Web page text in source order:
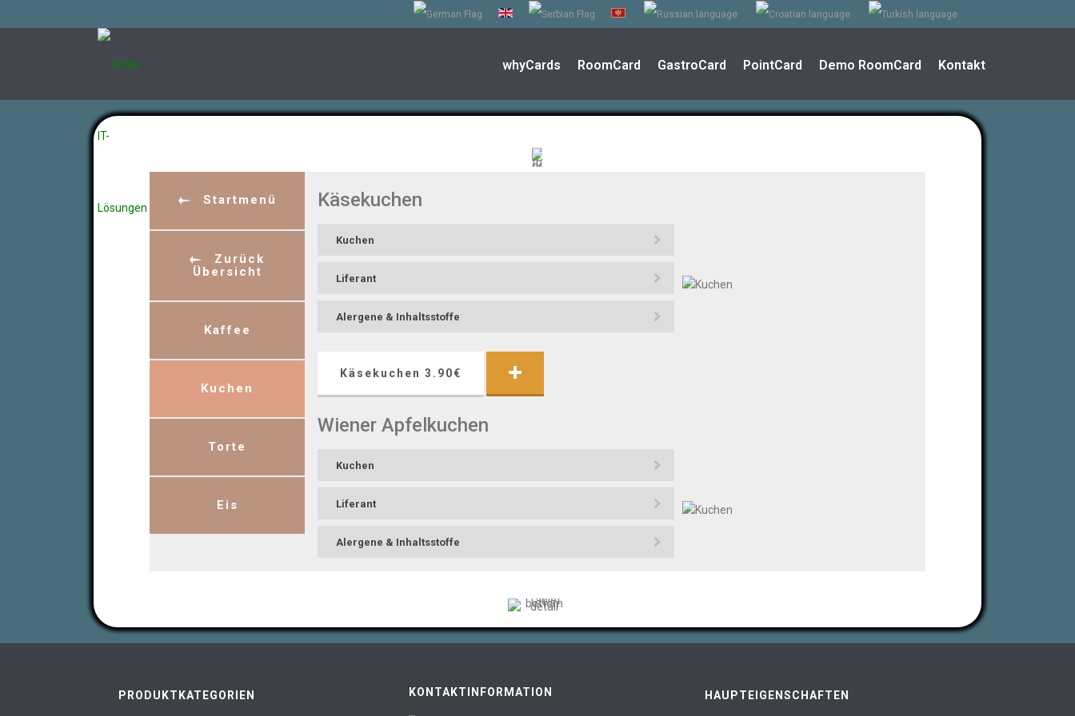
whyCards RoomCard GastroCard PointCard Demo RoomCard Kontakt
Startmenü
Zurück
Übersicht
Kaffee
Kuchen
Torte
Eis
Käsekuchen
Kuchen
Liferant
Alergene & Inhaltsstoffe
Käsekuchen 3.90€
Wiener Apfelkuchen
Kuchen
Liferant
Alergene & Inhaltsstoffe
Wiener Apfelkuchen 3,90 €
Sachertorte
PRODUKTKATEGORIEN KONTAKTINFORMATION HAUPTEIGENSCHAFTEN